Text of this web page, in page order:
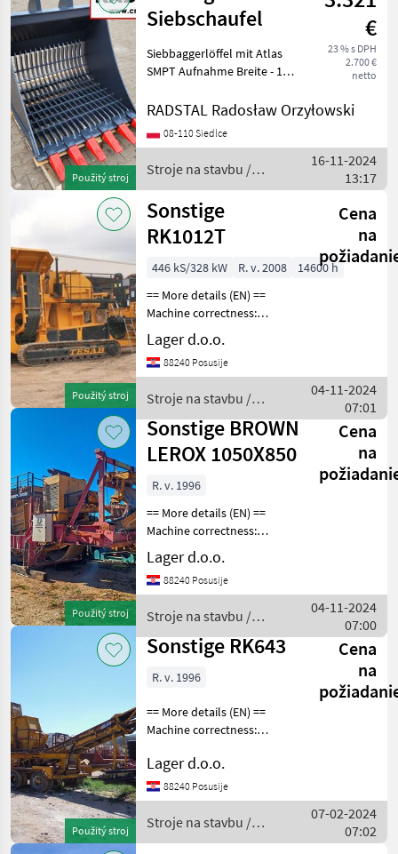
Použitý stroj
Siebschaufel
€
23 % s DPH
2.700 €
netto
Siebbaggerlöffel mit Atlas
SMPT Aufnahme Breite - 1, 2
m Gewicht ca. 700 kg
für andere Maschinen. Wart
RADSTAL Radosław Orzyłowski
08-110 Siedlce
Stroje na stavbu /
Sonstige
16-11-2024
13:17
Použitý stroj
Sonstige
RK1012T
Cena
na
446 kS/328 kW R. v. 2008
14600 h
== More details (EN) ==
Machine correctness:
Correct rotary mill with 4
beams curtain with ridge
(adjustable) capacity up to
1020x780mm
Lager d.o.o.
88240 Posusije
Stroje na stavbu /
Sonstige
04-11-2024
07:01
Použitý stroj
Sonstige BROWN
LEROX 1050X850
Cena
na
R. v. 1996
== More details (EN) ==
Machine correctness:
Correct brand: BROWN
LEROX jaw mill inlet
opening 1050x850mm jaw
basket with feeder main
Lager d.o.o.
88240 Posusije
Stroje na stavbu /
Sonstige
04-11-2024
07:00
Použitý stroj
Sonstige RK643
Cena
na
R. v. 1996
== More details (EN) ==
Machine correctness:
beams inlet opening
600x450mm max. input
grain size 200mm hopper
6m3 main belt 700mm
Lager d.o.o.
88240 Posusije
Stroje na stavbu /
Sonstige
07-02-2024
07:02